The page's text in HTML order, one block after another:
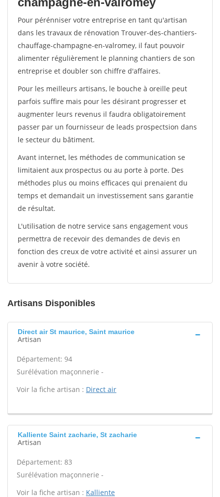
Pour pérénniser votre entreprise en tant qu'artisan
dans les travaux de rénovation Trouver-des-chantiers-
chauffage-champagne-en-valromey, il faut pouvoir
alimenter régulièrement le planning chantiers de son
entreprise et doubler son chiffre d'affaires.
Pour les meilleurs artisans, le bouche à oreille peut
parfois suffire mais pour les désirant progresser et
augmenter leurs revenus il faudra obligatoirement
passer par un fournisseur de leads prospectsion dans
le secteur du bâtiment.
Avant internet, les méthodes de communication se
limitaient aux prospectus ou au porte à porte. Des
méthodes plus ou moins efficaces qui prenaient du
temps et demandait un investissement sans garantie
de résultat.
L'utilisation de notre service sans engagement vous
permettra de recevoir des demandes de devis en
fonction des creux de votre activité et ainsi assurer un
avenir à votre société.
Artisans Disponibles
Direct air St maurice, Saint maurice
Artisan
Département: 94
Surélévation maçonnerie -
Voir la fiche artisan : Direct air
Kalliente Saint zacharie, St zacharie
Artisan
Département: 83
Surélévation maçonnerie -
Voir la fiche artisan : Kalliente